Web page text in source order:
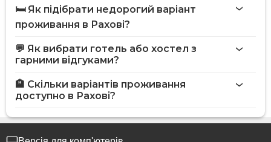
🛏️ Як підібрати недорогий варіант
проживання в Рахові?
💬 Як вибрати готель або хостел з
гарними відгуками?
🏨 Скільки варіантів проживання
доступно в Рахові?